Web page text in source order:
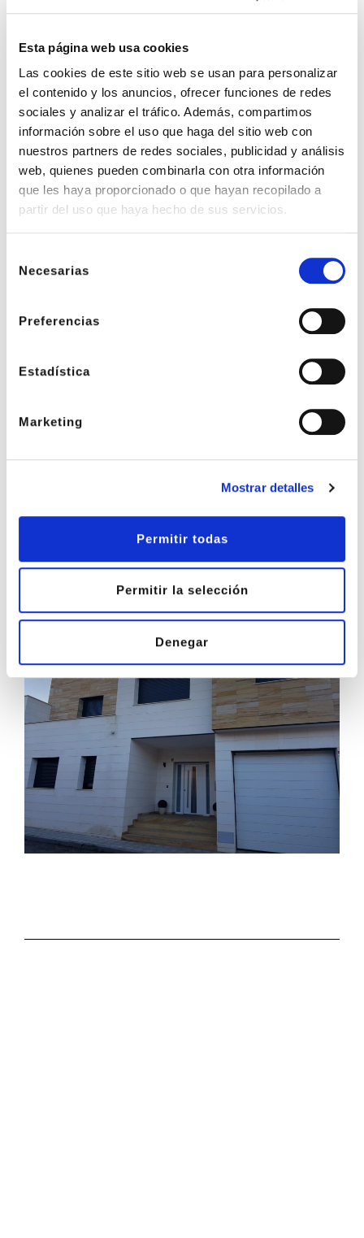
Esta página web usa cookies
Las cookies de este sitio web se usan para personalizar
el contenido y los anuncios, ofrecer funciones de redes
sociales y analizar el tráfico. Además, compartimos
información sobre el uso que haga del sitio web con
nuestros partners de redes sociales, publicidad y análisis
web, quienes pueden combinarla con otra información
que les haya proporcionado o que hayan recopilado a
partir del uso que haya hecho de sus servicios.
Necesarias
Preferencias
Estadística
Marketing
Mostrar detalles
Permitir todas
Permitir la selección
Denegar